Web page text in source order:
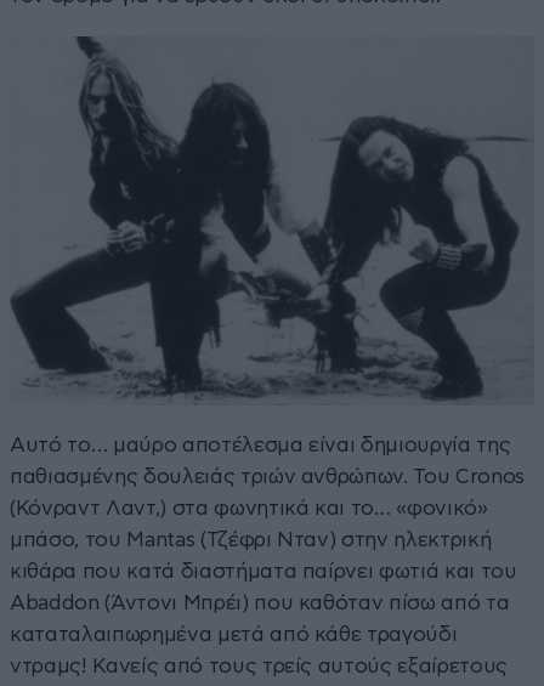
Αυτό το… μαύρο αποτέλεσμα είναι δημιουργία της
παθιασμένης δουλειάς τριών ανθρώπων. Του Cronos
(Κόνραντ Λαντ,) στα φωνητικά και το… «φονικό»
μπάσο, του Mantas (Τζέφρι Νταν) στην ηλεκτρική
κιθάρα που κατά διαστήματα παίρνει φωτιά και του
Abaddon (Άντονι Μπρέι) που καθόταν πίσω από τα
καταταλαιπωρημένα μετά από κάθε τραγούδι
ντραμς! Κανείς από τους τρείς αυτούς εξαίρετους